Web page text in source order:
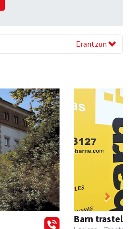
Erantzun
biltegi txikien alokairua
Next